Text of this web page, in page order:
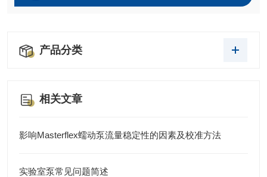
产品分类
相关文章
影响Masterflex蠕动泵流量稳定性的因素及校准方法
实验室泵常见问题简述